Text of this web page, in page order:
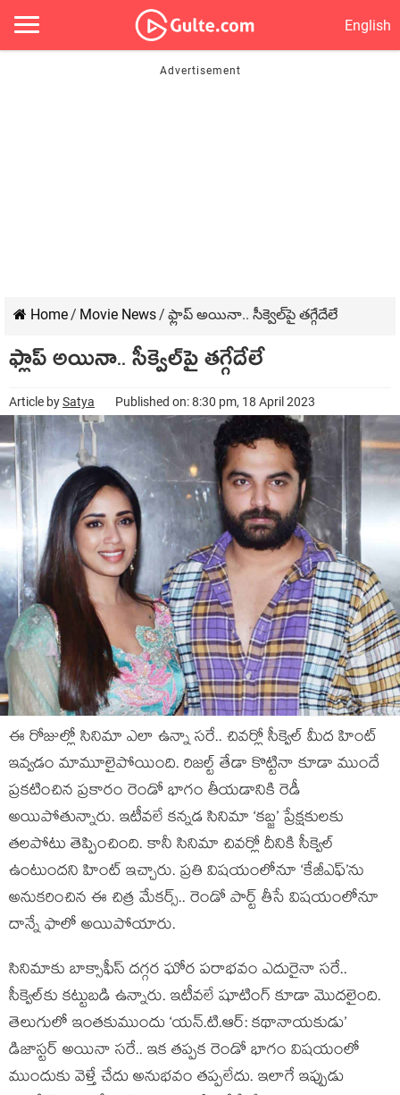
English
Home/ Movie News/ ఫ్లాప్ అయినా.. సీక్వెల్‌పై తగ్గేదేలే
ఫ్లాప్ అయినా.. సీక్వెల్‌పై తగ్గేదేలే
Article bySatya Published on: 8:30 pm, 18 April 2023
ఈ రోజుల్లో సినిమా ఎలా ఉన్నా సరే.. చివర్లో సీక్వెల్ మీద హింట్
ఇవ్వడం మామూలైపోయింది. రిజల్ట్ తేడా కొట్టినా కూడా ముందే
ప్రకటించిన ప్రకారం రెండో భాగం తీయడానికి రెడీ
అయిపోతున్నారు. ఇటీవలే కన్నడ సినిమా ‘కబ్జ’ ప్రేక్షకులకు
తలపోటు తెప్పించింది. కానీ సినిమా చివర్లో దీనికి సీక్వెల్
ఉంటుందని హింట్ ఇచ్చారు. ప్రతి విషయంలోనూ ‘కేజీఎఫ్’ను
అనుకరించిన ఈ చిత్ర మేకర్స్.. రెండో పార్ట్ తీసే విషయంలోనూ
దాన్నే ఫాలో అయిపోయారు.
సినిమాకు బాక్సాఫీస్ దగ్గర ఘోర పరాభవం ఎదురైనా సరే..
సీక్వెల్‌కు కట్టుబడి ఉన్నారు. ఇటీవలే షూటింగ్ కూడా మొదలైంది.
తెలుగులో ఇంతకుముందు ‘యన్.టి.ఆర్: కథానాయకుడు’
డిజాస్టర్ అయినా సరే.. ఇక తప్పక రెండో భాగం విషయంలో
ముందుకు వెళ్తే చేదు అనుభవం తప్పలేదు. ఇలాగే ఇప్పుడు